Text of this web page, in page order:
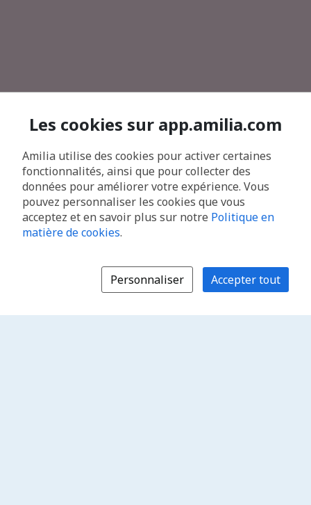
Les cookies sur app.amilia.com
Amilia utilise des cookies pour activer certaines
fonctionnalités, ainsi que pour collecter des
données pour améliorer votre expérience. Vous
pouvez personnaliser les cookies que vous
acceptez et en savoir plus sur notre Politique en
matière de cookies.
Personnaliser Accepter tout